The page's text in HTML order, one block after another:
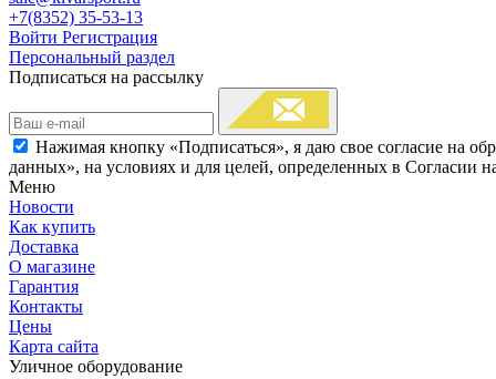
+7(8352) 35-53-13
Войти Регистрация
Персональный раздел
Подписаться на рассылку
Нажимая кнопку «Подписаться», я даю свое согласие на
данных», на условиях и для целей, определенных в Согласии
Меню
Новости
Как купить
Доставка
О магазине
Гарантия
Контакты
Цены
Карта сайта
Уличное оборудование